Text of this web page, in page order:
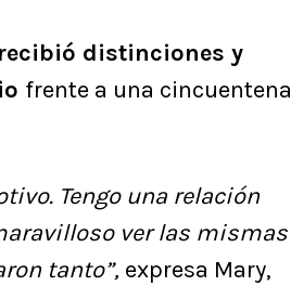
distinciones y
frente a una cincuentena
Tengo una relación
ver las mismas
tanto”, expresa Mary,